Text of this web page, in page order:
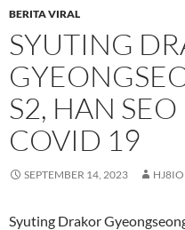
BERITA VIRAL
SYUTING
S2, HAN
COVID 19
SEPTEMBER 14, 2023 HJ8IO
Syuting Drakor